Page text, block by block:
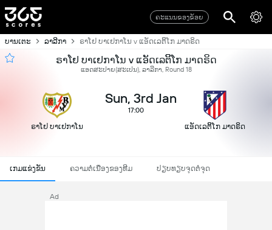
ຄະແນນຂອງຂ້ອຍ
ບານເຕະ ລາລີກາ ຣາໂຢ ບາເຢກາໂນ v ແອັດເລຕິິໂກ ມາດຣິດ
ຣາໂຢ ບາເຢກາໂນ v ແອັດເລຕິິໂກ ມາດຣິດ
ແອດສະປາຍ​(ສະເປນ), ລາລີກາ, Round 18
ຣາໂຢ ບາເຢກາໂນ
Sun, 3rd Jan
17:00
ແອັດເລຕິິໂກ ມາດຣິດ
ເກມແຂ່ງຂັນ ຄວາມຕໍ່ເນື່ອງຂອງທີມ ປຽບທຽບຈຸດຕໍ່ຈຸດ
Ad